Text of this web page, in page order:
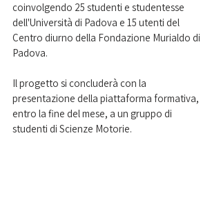
coinvolgendo 25 studenti e studentesse
dell'Università di Padova e 15 utenti del
Centro diurno della Fondazione Murialdo di
Padova.
Il progetto si concluderà con la
presentazione della piattaforma formativa,
entro la fine del mese, a un gruppo di
studenti di Scienze Motorie.